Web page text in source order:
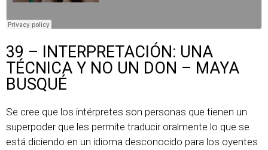
39 – INTERPRETACIÓN: UNA
TÉCNICA Y NO UN DON – MAYA
BUSQUÉ
Se cree que los intérpretes son personas que tienen un
superpoder que les permite traducir oralmente lo que se
está diciendo en un idioma desconocido para los oyentes